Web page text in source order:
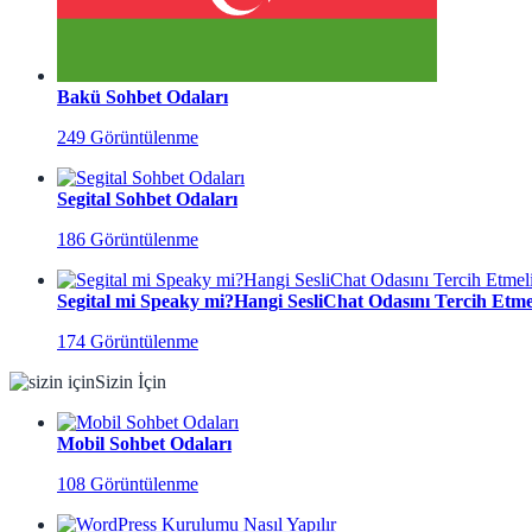
Bakü Sohbet Odaları
249 Görüntülenme
Segital Sohbet Odaları
186 Görüntülenme
Segital mi Speaky mi?Hangi SesliChat Odasını Tercih
174 Görüntülenme
Sizin İçin
Mobil Sohbet Odaları
108 Görüntülenme